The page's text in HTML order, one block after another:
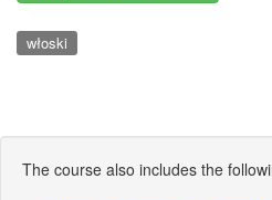
włoski
The course also includes the